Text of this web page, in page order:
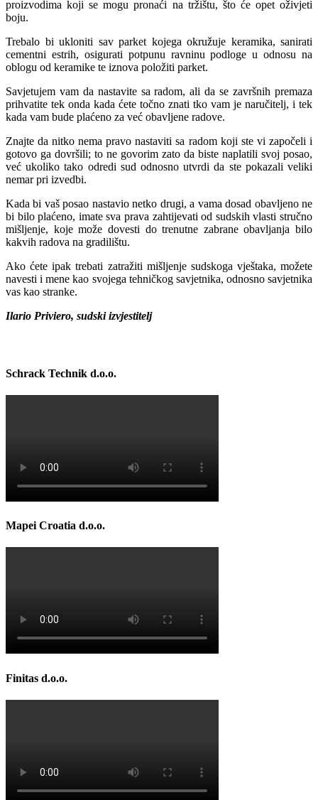
proizvodima koji se mogu pronaći na tržištu, što će opet oživjeti
boju.
Trebalo bi ukloniti sav parket kojega okružuje keramika, sanirati
cementni estrih, osigurati potpunu ravninu podloge u odnosu na
oblogu od keramike te iznova položiti parket.
Savjetujem vam da nastavite sa radom, ali da se završnih premaza
prihvatite tek onda kada ćete točno znati tko vam je naručitelj, i tek
kada vam bude plaćeno za već obavljene radove.
Znajte da nitko nema pravo nastaviti sa radom koji ste vi započeli i
gotovo ga dovršili; to ne govorim zato da biste naplatili svoj posao,
već ukoliko tako odredi sud odnosno utvrdi da ste pokazali veliki
nemar pri izvedbi.
Kada bi vaš posao nastavio netko drugi, a vama dosad obavljeno ne
bi bilo plaćeno, imate sva prava zahtijevati od sudskih vlasti stručno
mišljenje, koje može dovesti do trenutne zabrane obavljanja bilo
kakvih radova na gradilištu.
Ako ćete ipak trebati zatražiti mišljenje sudskoga vještaka, možete
navesti i mene kao svojega tehničkog savjetnika, odnosno savjetnika
vas kao stranke.
Ilario Priviero, sudski izvjestitelj
Schrack Technik d.o.o.
Mapei Croatia d.o.o.
Finitas d.o.o.